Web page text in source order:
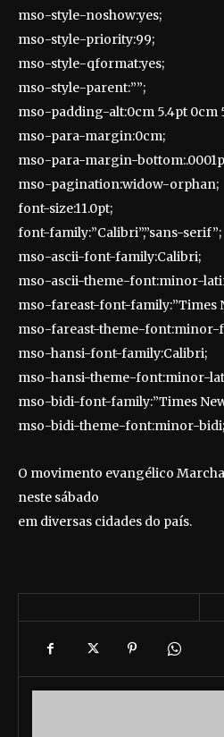
mso-style-noshow:yes;
mso-style-priority:99;
mso-style-qformat:yes;
mso-style-parent:””;
mso-padding-alt:0cm 5.4pt 0cm
mso-para-margin:0cm;
mso-para-margin-
mso-pagination:widow-orphan;
font-size:11.0pt;
font-family:”Calibri”,”sans-serif”;
mso-ascii-font-family:Calibri;
mso-ascii-theme-font:minor-
mso-fareast-font-family:”Times
mso-fareast-theme-font:minor-
mso-hansi-font-family:Calibri;
mso-hansi-theme-font:minor-
mso-bidi-font-family:”Times
mso-bidi-theme-font:minor-
O movimento evangélico
neste sábado
em diversas cidades do país.